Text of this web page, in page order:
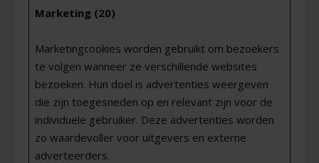
Marketing (20)
Marketingcookies worden gebruikt om bezoekers
te volgen wanneer ze verschillende websites
bezoeken. Hun doel is advertenties weergeven
die zijn toegesneden op en relevant zijn voor de
individuele gebruiker. Deze advertenties worden
zo waardevoller voor uitgevers en externe
adverteerders.